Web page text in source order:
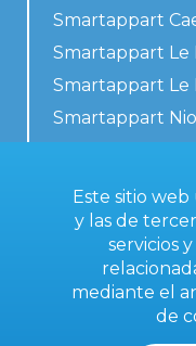
Smartappart
Smartappart Le
Smartappart Le
Smartappart
Contacta con
Condiciones
Este sitio web
y las de
servicios
mediante el
de